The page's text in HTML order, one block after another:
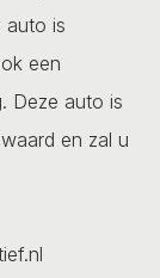
auto is
een
Deze auto is
en zal u